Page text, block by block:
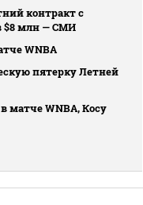
контракт с
$8 млн — СМИ
WNBA
пятерку Летней
матче WNBA, Косу